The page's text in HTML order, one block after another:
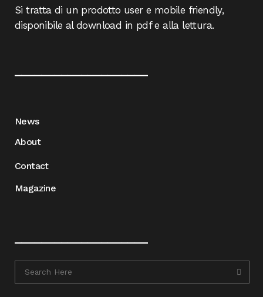
Si tratta di un prodotto user e mobile friendly,
disponibile al download in pdf e alla lettura.
News
About
Contact
Magazine